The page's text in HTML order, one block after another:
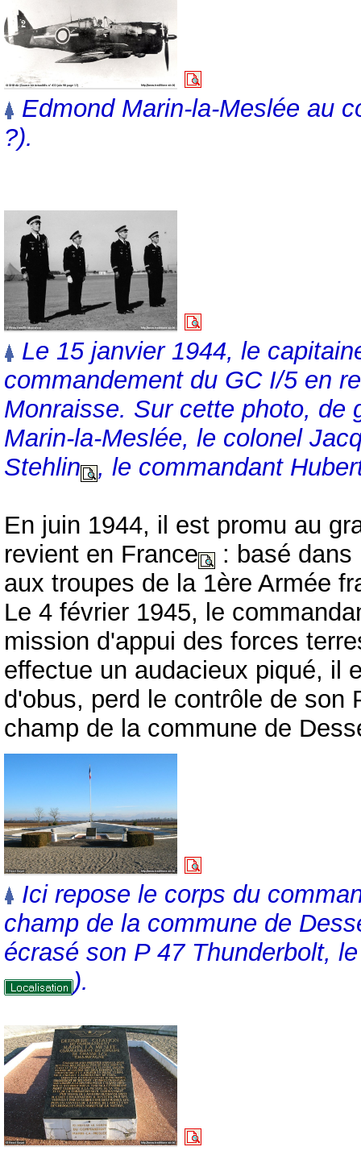
Edmond Marin-la-Meslée au
?).
Le 15 janvier 1944, le
commandement du GC I/5 en
Monraisse. Sur cette photo, de
Marin-la-Meslée, le colonel
Stehlin
, le commandant
En juin 1944, il est promu au
revient en France
: basé
aux troupes de la 1ère Armée
Le 4 février 1945, le
mission d'appui des forces
effectue un audacieux piqué, il
d'obus, perd le contrôle de son
champ de la commune de
Ici repose le corps du
champ de la commune de
écrasé son P 47 Thunderbolt,
).